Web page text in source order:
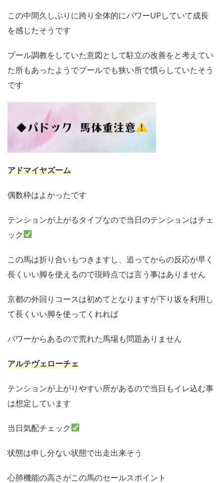
この中間久しぶりに跨り全体的にパワーUPしていて成長
を感じたそうです
プール調教をしていた意図として駐立の改善をと考えてい
た所もあったようでプールでも狭い所で慣らしていたそう
です
アドマイヤズーム
偶数枠はよかったです
テンションが上がるタイプなので当日のテンションはチェ
ック
この馬は折り合いもつきますし、追ってからの反応が早く
長くいい脚を使えるので現時点では言う事はありません
京都の外回りコースは初めてとなりますが下り坂を利用し
て長くいい脚を使ってくれれば
パワーからあるので荒れた馬場も問題ありません
アルテヴェローチェ
テンションが上がりやすい所があるので当日もイレ込む事
は想定しています
当日気配チェック
状態は申し分ない状態で出走出来そう
心肺機能の高さがこの馬のセールスポイント